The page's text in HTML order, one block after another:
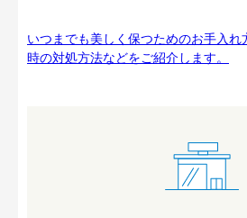
いつまでも美しく保つためのお手入れ
時の対処方法などをご紹介します。